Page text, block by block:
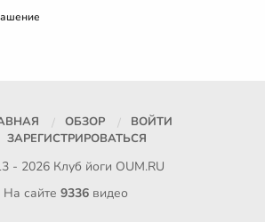
ОБЗОР
ВОЙТИ
ЗАРЕГИСТРИРОВАТЬСЯ
- 2026 Клуб йоги OUM.RU
На сайте 9336видео